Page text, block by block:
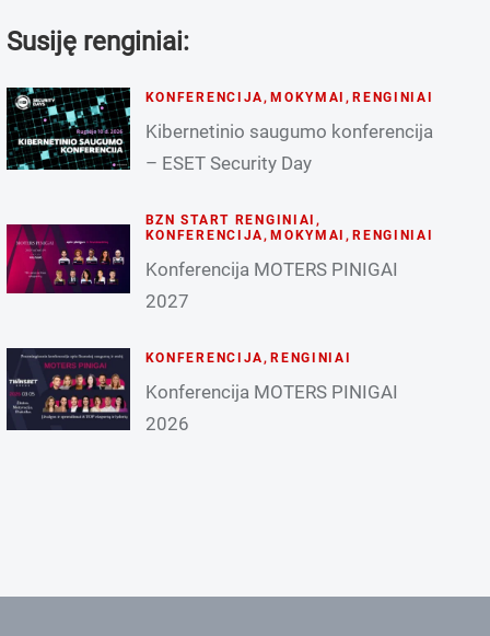
Susiję renginiai:
KONFERENCIJA ,MOKYMAI ,RENGINIAI
Kibernetinio saugumo konferencija
– ESET Security Day
BZN START RENGINIAI ,
KONFERENCIJA ,MOKYMAI ,RENGINIAI
Konferencija MOTERS PINIGAI
2027
KONFERENCIJA ,RENGINIAI
Konferencija MOTERS PINIGAI
2026